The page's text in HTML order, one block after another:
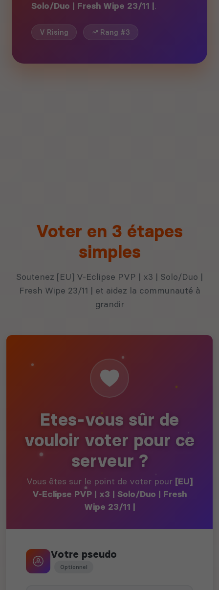
Solo/Duo | Fresh Wipe 23/11 |.
V Rising Rang #3
Voter en 3 étapes
simples
Soutenez [EU] V-Eclipse PVP | x3 | Solo/Duo |
Fresh Wipe 23/11 | et aidez la communauté à
grandir
Etes-vous sûr de
vouloir voter pour ce
serveur ?
Vous êtes sur le point de voter pour [EU]
V-Eclipse PVP | x3 | Solo/Duo | Fresh
Wipe 23/11 |
Votre pseudo
Optionnel